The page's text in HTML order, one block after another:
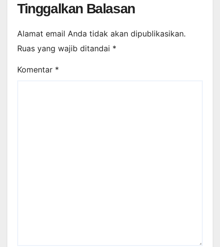
Tinggalkan Balasan
Alamat email Anda tidak akan dipublikasikan.
Ruas yang wajib ditandai *
Komentar *